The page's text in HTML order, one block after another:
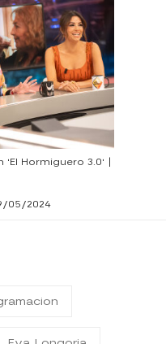
'El Hormiguero 3.0' |
05/2024